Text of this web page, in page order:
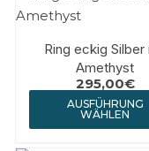
Ring eckig Silber
Amethyst
295,00€
AUSFÜHRUNG
WÄHLEN